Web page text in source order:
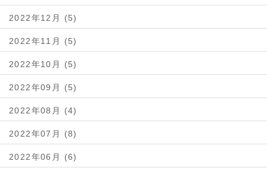
2022年12月 (5)
2022年11月 (5)
2022年10月 (5)
2022年09月 (5)
2022年08月 (4)
2022年07月 (8)
2022年06月 (6)